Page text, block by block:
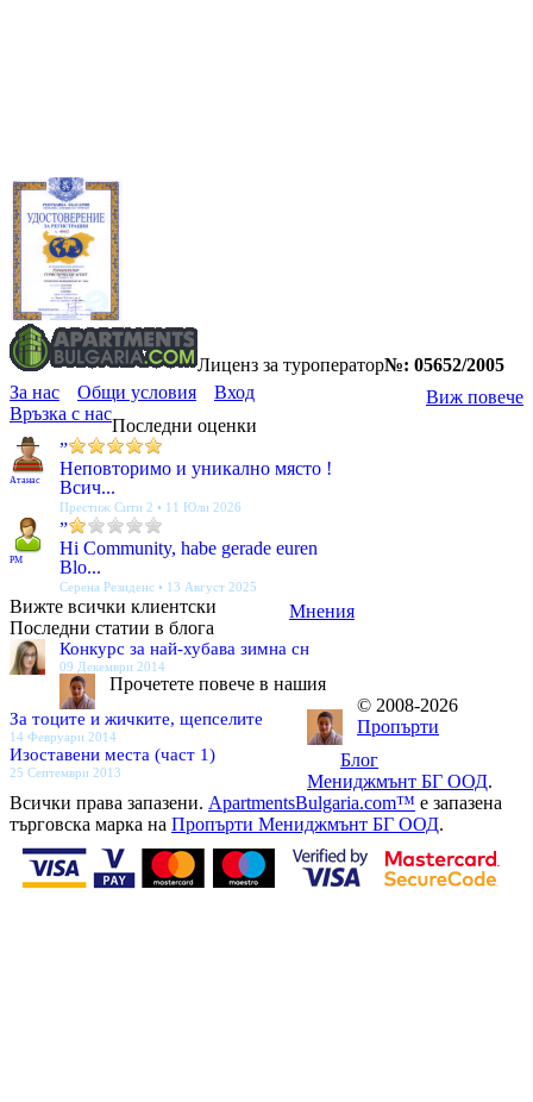
Лиценз за туроператор№: 05652/2005
Виж повече
За нас Общи условия
Вход
Връзка с нас
Последни оценки
Атанас
”
Неповторимо и уникално място !
Всич...
Престиж Сити 2 • 11 Юли 2026
PM
”
Hi Community, habe gerade euren
Blo...
Серена Резиденс • 13 Август 2025
Мнения
Вижте всички клиентски
Последни статии в блога
Конкурс за най-хубава зимна сн
09 Декември 2014
За тоците и жичките, щепселите
14 Февруари 2014
Изоставени места (част 1)
25 Септември 2013
Блог
Прочетете повече в нашия
© 2008-2026
Пропърти
Мениджмънт БГ ООД.
Всички права запазени. ApartmentsBulgaria.com™ е запазена
търговска марка на Пропърти Мениджмънт БГ ООД.